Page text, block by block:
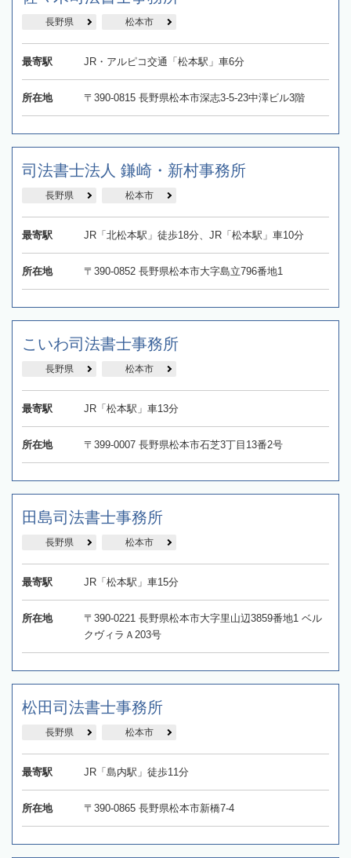
長野県 松本市
最寄駅 JR・アルピコ交通「松本駅」車6分
所在地 〒390-0815 長野県松本市深志3-5-23中澤ビル3階
司法書士法人 鎌崎・新村事務所
長野県 松本市
最寄駅 JR「北松本駅」徒歩18分、JR「松本駅」車10分
所在地 〒390-0852 長野県松本市大字島立796番地1
こいわ司法書士事務所
長野県 松本市
最寄駅 JR「松本駅」車13分
所在地 〒399-0007 長野県松本市石芝3丁目13番2号
田島司法書士事務所
長野県 松本市
最寄駅 JR「松本駅」車15分
所在地
〒390-0221 長野県松本市大字里山辺3859番地1 ベル
クヴィラＡ203号
松田司法書士事務所
長野県 松本市
最寄駅 JR「島内駅」徒歩11分
所在地 〒390-0865 長野県松本市新橋7-4